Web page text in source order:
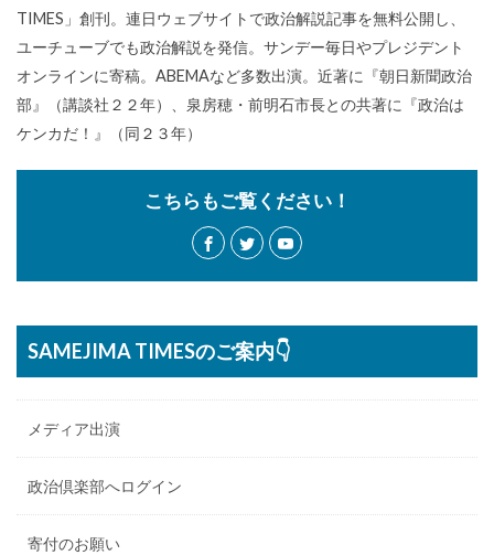
TIMES」創刊。連日ウェブサイトで政治解説記事を無料公開し、
ユーチューブでも政治解説を発信。サンデー毎日やプレジデント
オンラインに寄稿。ABEMAなど多数出演。近著に『朝日新聞政治
部』（講談社２２年）、泉房穂・前明石市長との共著に『政治は
ケンカだ！』（同２３年）
こちらもご覧ください！
SAMEJIMA TIMESのご案内👇
メディア出演
政治倶楽部へログイン
寄付のお願い